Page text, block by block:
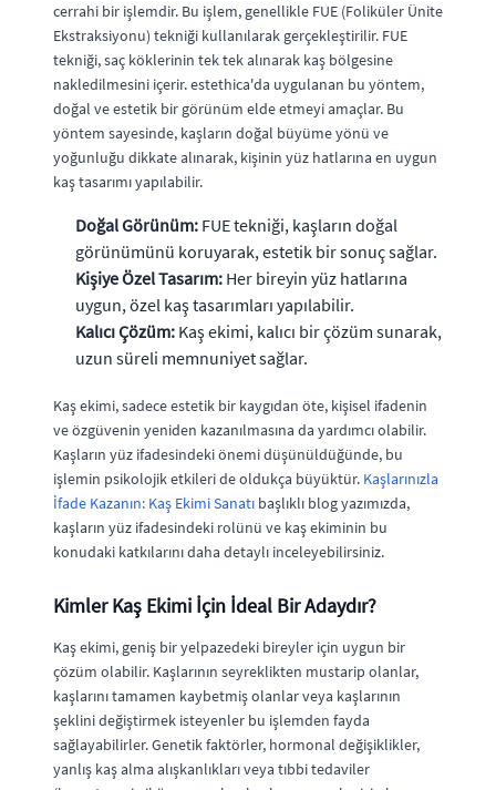
cerrahi bir işlemdir. Bu işlem, genellikle FUE (Foliküler Ünite
Ekstraksiyonu) tekniği kullanılarak gerçekleştirilir. FUE
tekniği, saç köklerinin tek tek alınarak kaş bölgesine
nakledilmesini içerir. estethica'da uygulanan bu yöntem,
doğal ve estetik bir görünüm elde etmeyi amaçlar. Bu
yöntem sayesinde, kaşların doğal büyüme yönü ve
yoğunluğu dikkate alınarak, kişinin yüz hatlarına en uygun
kaş tasarımı yapılabilir.
Doğal Görünüm: FUE tekniği, kaşların doğal
görünümünü koruyarak, estetik bir sonuç sağlar.
Kişiye Özel Tasarım: Her bireyin yüz hatlarına
uygun, özel kaş tasarımları yapılabilir.
Kalıcı Çözüm: Kaş ekimi, kalıcı bir çözüm sunarak,
uzun süreli memnuniyet sağlar.
Kaş ekimi, sadece estetik bir kaygıdan öte, kişisel ifadenin
ve özgüvenin yeniden kazanılmasına da yardımcı olabilir.
Kaşların yüz ifadesindeki önemi düşünüldüğünde, bu
işlemin psikolojik etkileri de oldukça büyüktür. Kaşlarınızla
İfade Kazanın: Kaş Ekimi Sanatı başlıklı blog yazımızda,
kaşların yüz ifadesindeki rolünü ve kaş ekiminin bu
konudaki katkılarını daha detaylı inceleyebilirsiniz.
Kimler Kaş Ekimi İçin İdeal Bir Adaydır?
Kaş ekimi, geniş bir yelpazedeki bireyler için uygun bir
çözüm olabilir. Kaşlarının seyreklikten mustarip olanlar,
kaşlarını tamamen kaybetmiş olanlar veya kaşlarının
şeklini değiştirmek isteyenler bu işlemden fayda
sağlayabilirler. Genetik faktörler, hormonal değişiklikler,
yanlış kaş alma alışkanlıkları veya tıbbi tedaviler